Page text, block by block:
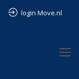
login Move.nl